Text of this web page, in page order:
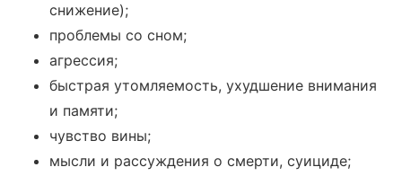
снижение);
проблемы со сном;
агрессия;
быстрая утомляемость, ухудшение внимания
и памяти;
чувство вины;
мысли и рассуждения о смерти, суициде;